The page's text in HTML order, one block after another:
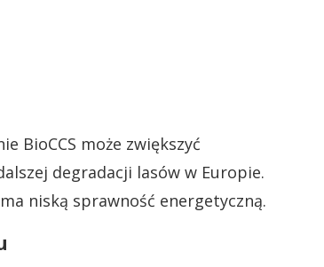
BioCCS może zwiększyć
degradacji lasów w Europie.
niską sprawność energetyczną.